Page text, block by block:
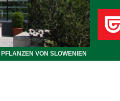
PFLANZEN VON SLOWENIEN